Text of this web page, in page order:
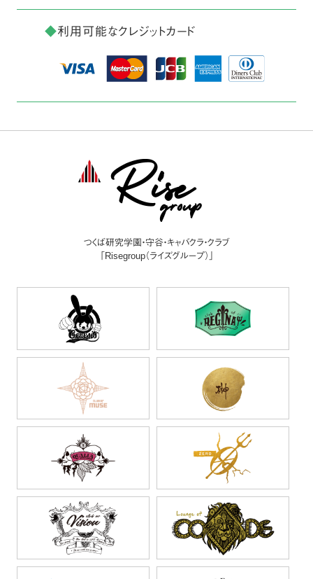
◆利用可能なクレジットカード
つくば研究学園・守谷・キャバクラ・クラブ
「Risegroup（ライズグループ）」